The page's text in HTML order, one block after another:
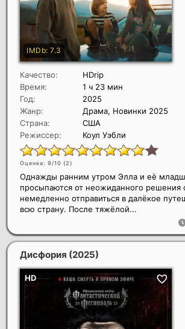
Качество:
HDrip
Время:
1 ч 23 мин
Год:
2025
Жанр:
Драма, Новинки 2025
Страна:
США
Режиссер:
Коул Уэбли
Оценка: 9/10 (2)
Однажды ранним утром Элла и её
просыпаются от неожиданного решения
немедленно отправиться в далёкое
всю страну. После тяжёлой...
Дисфория (2025)